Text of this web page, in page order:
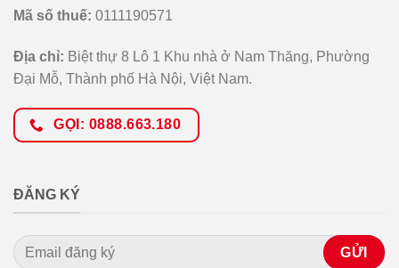
Mã số thuế: 0111190571
Địa chỉ: Biệt thự 8 Lô 1 Khu nhà ở Nam Thăng, Phường
Đại Mỗ, Thành phố Hà Nội, Việt Nam.
GỌI: 0888.663.180
ĐĂNG KÝ